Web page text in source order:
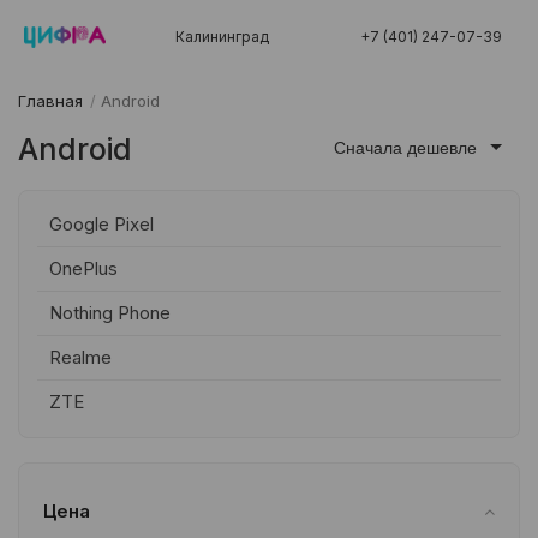
Калининград +7 (401) 247-07-39
Главная / Android
Android Сначала дешевле
Google Pixel
OnePlus
Nothing Phone
Realme
ZTE
Цена